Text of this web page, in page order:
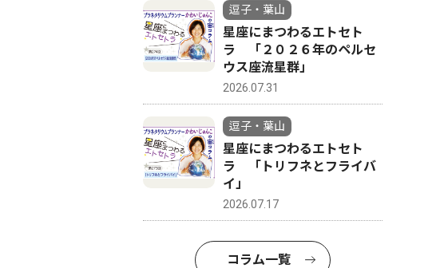
逗子・葉山
星座にまつわるエトセト
ラ 「２０２６年のペルセ
ウス座流星群」
2026.07.31
逗子・葉山
星座にまつわるエトセト
ラ 「トリフネとフライバ
イ」
2026.07.17
コラム一覧